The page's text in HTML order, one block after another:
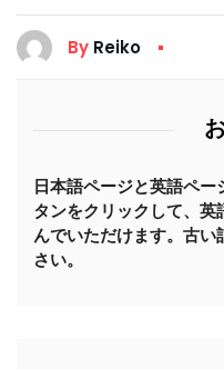
By Reiko
日本語ページと英語ペ
タンをクリックして、
んでいただけます。古
さい。